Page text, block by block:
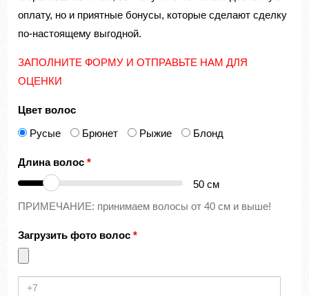
оплату, но и приятные бонусы, которые сделают сделку
по-настоящему выгодной.
ЗАПОЛНИТЕ ФОРМУ И ОТПРАВЬТЕ НАМ ДЛЯ
ОЦЕНКИ
Цвет волос
Русые
Брюнет Рыжие Блонд
Длина волос*
50см
ПРИМЕЧАНИЕ: принимаем волосы от 40 см и выше!
Загрузить фото волос*
Номер